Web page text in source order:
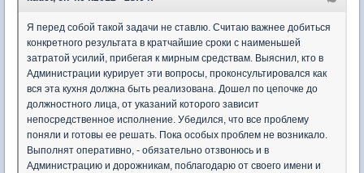
Я перед собой такой задачи не ставлю. Считаю важнее добиться
конкретного результата в кратчайшие сроки с наименьшей
затратой усилий, прибегая к мирным средствам. Выяснил, кто в
Администрации курирует эти вопросы, проконсультировался как
вся эта кухня должна быть реализована. Дошел по цепочке до
должностного лица, от указаний которого зависит
непосредственное исполнение. Убедился, что все проблему
поняли и готовы ее решать. Пока особых проблем не возникало.
Выполнят оперативно, - обязательно отзвонюсь и в
Администрацию и дорожникам, поблагодарю от своего имени и